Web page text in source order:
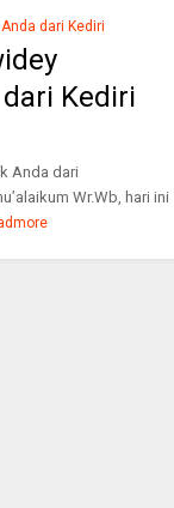
dari Kediri
Kediri
Anda dari
Wr.Wb, hari ini